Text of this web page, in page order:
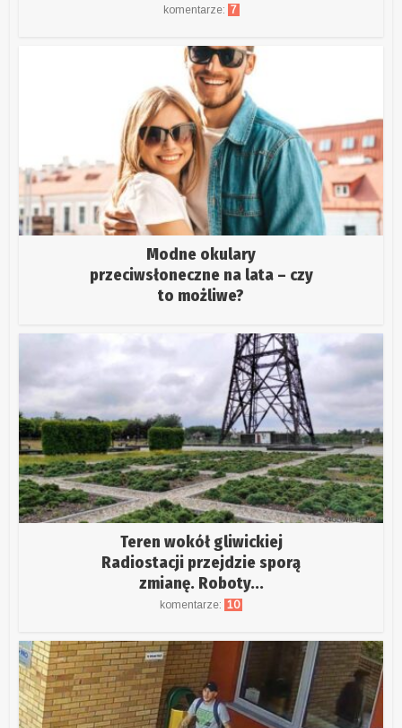
komentarze: 7
Modne okulary
przeciwsłoneczne na lata – czy
to możliwe?
Teren wokół gliwickiej
Radiostacji przejdzie sporą
zmianę. Roboty...
komentarze: 10